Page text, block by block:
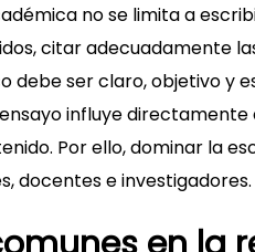
no se limita a
citar adecuadamente
debe ser claro, objetivo y
influye
Por ello, dominar la
docentes e investigadores.